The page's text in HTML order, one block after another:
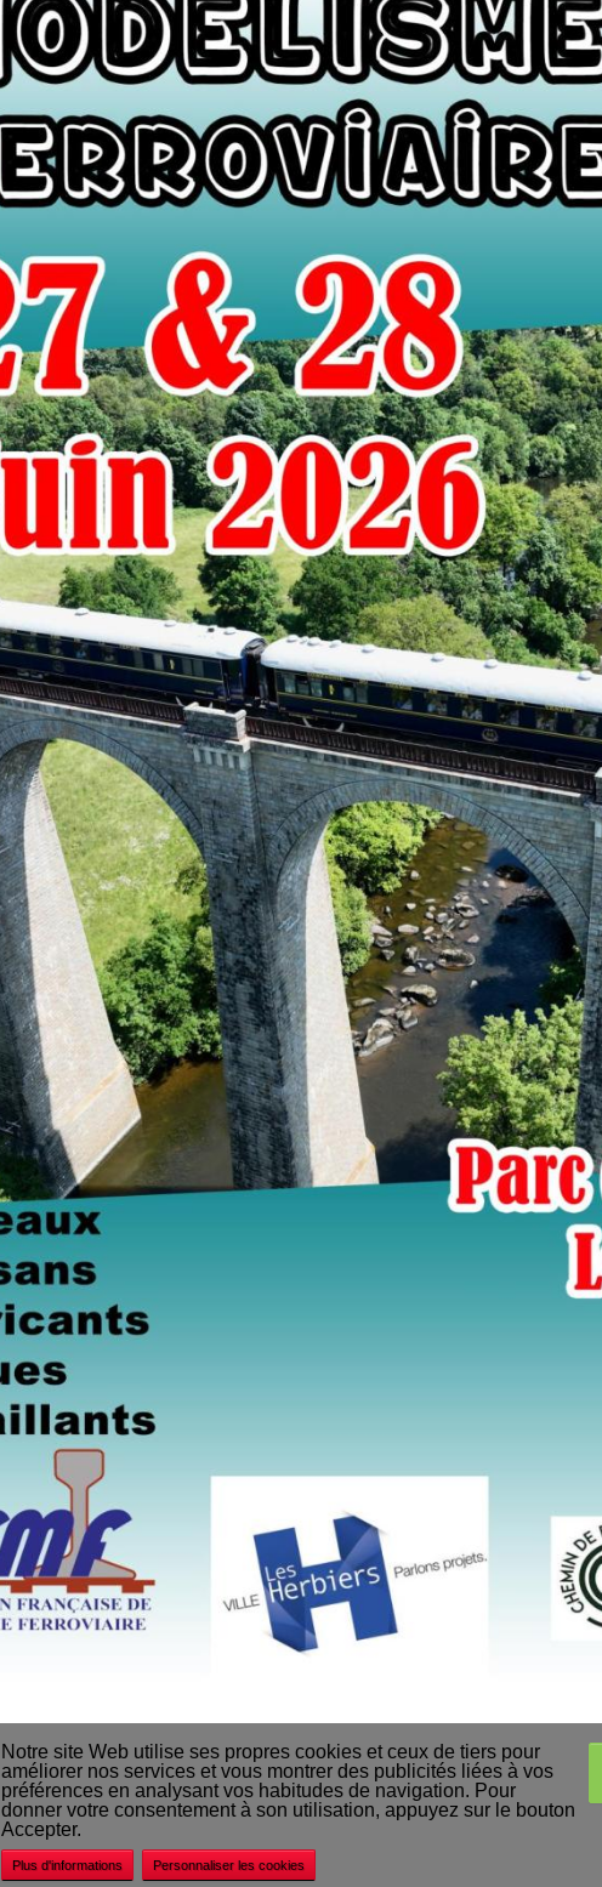
Nos revendeurs Accueil Conditions Générales de Vente
Notre site Web utilise ses propres cookies et ceux de tiers pour
améliorer nos services et vous montrer des publicités liées à vos
préférences en analysant vos habitudes de navigation. Pour
donner votre consentement à son utilisation, appuyez sur le bouton
Accepter.
Plus d'informations Personnaliser les cookies